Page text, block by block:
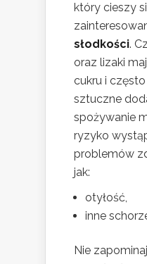
który cieszy
słodkości.
oraz lizaki
cukru i
sztuczne
spożywanie
ryzyko
problemów
jak:
otyłość,
inne
Nie